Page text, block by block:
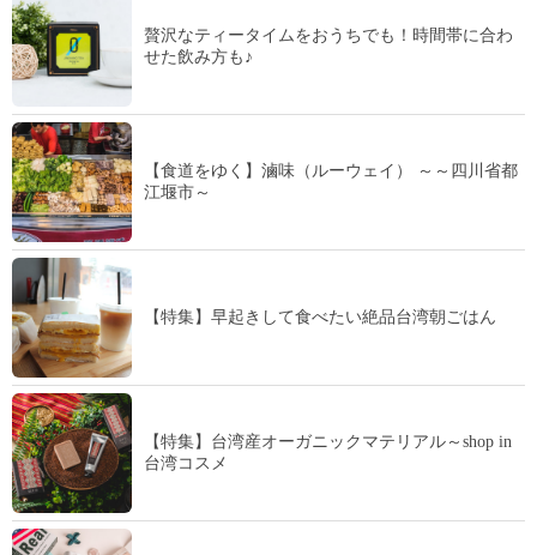
贅沢なティータイムをおうちでも！時間帯に合わ
せた飲み方も♪
【食道をゆく】滷味（ルーウェイ） ～～四川省都
江堰市～
【特集】早起きして食べたい絶品台湾朝ごはん
【特集】台湾産オーガニックマテリアル～shop in
台湾コスメ